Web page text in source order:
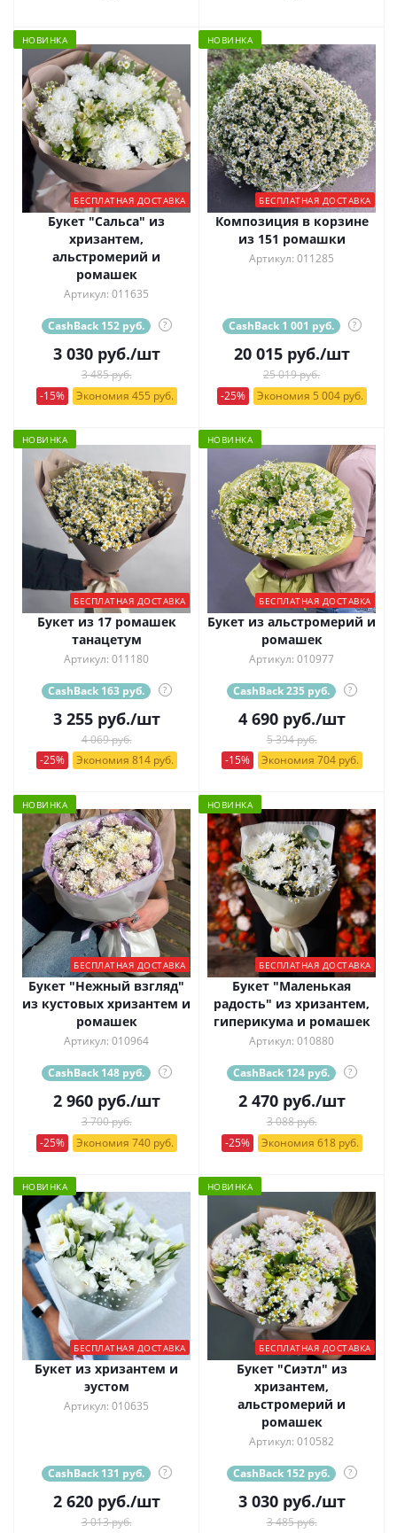
НОВИНКА
БЕСПЛАТНАЯ ДОСТАВКА
Букет "Сальса" из
хризантем,
альстромерий и
ромашек
Артикул: 011635
CashBack 152 руб. ?
3 030руб./шт
3 485 руб.
-15%
Экономия 455 руб.
НОВИНКА
БЕСПЛАТНАЯ ДОСТАВКА
Композиция в корзине
из 151 ромашки
Артикул: 011285
CashBack 1 001 руб. ?
20 015руб./шт
25 019 руб.
-25%
Экономия 5 004 руб.
НОВИНКА
БЕСПЛАТНАЯ ДОСТАВКА
Букет из 17 ромашек
танацетум
Артикул: 011180
CashBack 163 руб. ?
3 255руб./шт
4 069 руб.
-25%
Экономия 814 руб.
НОВИНКА
БЕСПЛАТНАЯ ДОСТАВКА
Букет из альстромерий и
ромашек
Артикул: 010977
CashBack 235 руб. ?
4 690руб./шт
5 394 руб.
-15%
Экономия 704 руб.
НОВИНКА
БЕСПЛАТНАЯ ДОСТАВКА
Букет "Нежный взгляд"
из кустовых хризантем и
ромашек
Артикул: 010964
CashBack 148 руб. ?
2 960руб./шт
3 700 руб.
-25%
Экономия 740 руб.
НОВИНКА
БЕСПЛАТНАЯ ДОСТАВКА
Букет "Маленькая
радость" из хризантем,
гиперикума и ромашек
Артикул: 010880
CashBack 124 руб. ?
2 470руб./шт
3 088 руб.
-25%
Экономия 618 руб.
НОВИНКА
БЕСПЛАТНАЯ ДОСТАВКА
Букет из хризантем и
эустом
Артикул: 010635
CashBack 131 руб. ?
2 620руб./шт
3 013 руб.
НОВИНКА
БЕСПЛАТНАЯ ДОСТАВКА
Букет "Сиэтл" из
хризантем,
альстромерий и
ромашек
Артикул: 010582
CashBack 152 руб. ?
3 030руб./шт
3 485 руб.